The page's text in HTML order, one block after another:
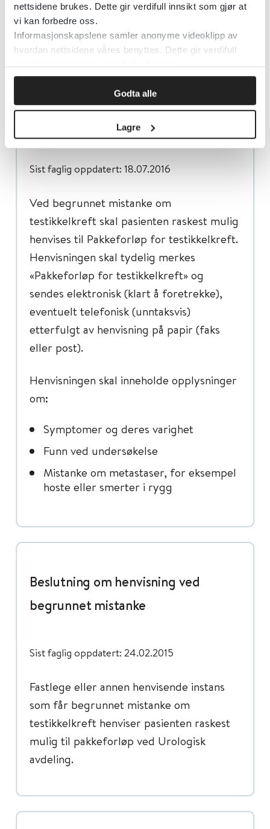
nettsidene brukes. Dette gir verdifull innsikt som gjør at
vi kan forbedre oss.
Informasjonskapslene samler anonyme videoklipp av
hvordan nettsidene våres benyttes. Dette gir verdifull
innsikt som gjør at vi kan forbedre oss.
Godta alle
Lagre
Forhøyet AFP i blodet som ikke kan
forklares av leversykdom
Henvisning til pakkeforløp
Sist faglig oppdatert: 18.07.2016
Ved begrunnet mistanke om
testikkelkreft skal pasienten raskest mulig
henvises til Pakkeforløp for testikkelkreft.
Henvisningen skal tydelig merkes
«Pakkeforløp for testikkelkreft» og
sendes elektronisk (klart å foretrekke),
eventuelt telefonisk (unntaksvis)
etterfulgt av henvisning på papir (faks
eller post).
Henvisningen skal inneholde opplysninger
om:
Symptomer og deres varighet
Funn ved undersøkelse
Mistanke om metastaser, for eksempel
hoste eller smerter i rygg
Beslutning om henvisning ved
begrunnet mistanke
Sist faglig oppdatert: 24.02.2015
Fastlege eller annen henvisende instans
som får begrunnet mistanke om
testikkelkreft henviser pasienten raskest
mulig til pakkeforløp ved Urologisk
avdeling.